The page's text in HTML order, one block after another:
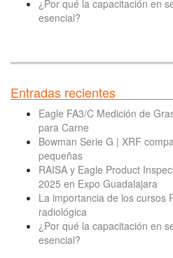
¿Por qué la capacitación en
esencial?
Entradas recientes
Eagle FA3/C Medición de
para Carne
Bowman Serie G | XRF
pequeñas
RAISA y Eagle Product
2025 en Expo Guadalajara
La importancia de los cursos
radiológica
¿Por qué la capacitación en
esencial?